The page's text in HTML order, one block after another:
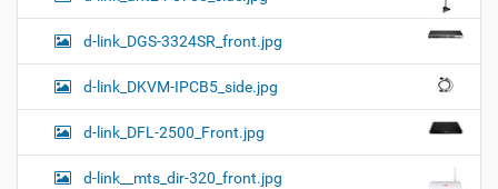
d-link_DGS-3324SR_front.jpg
d-link_DKVM-IPCB5_side.jpg
d-link_DFL-2500_Front.jpg
d-link__mts_dir-320_front.jpg